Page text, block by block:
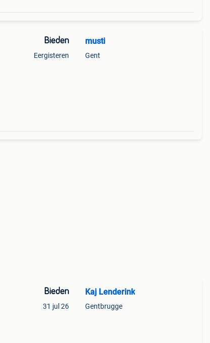
Bieden
Eergisteren
musti
Gent
Bieden
31 jul 26
Kaj Lenderink
Gentbrugge